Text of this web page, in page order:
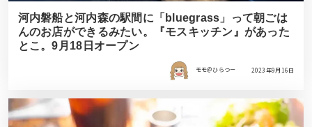
河内磐船と河内森の駅間に「bluegrass」って朝ごは
んのお店ができるみたい。『モスキッチン』があった
とこ。9月18日オープン
モモ＠ひらつー 2023年9月16日